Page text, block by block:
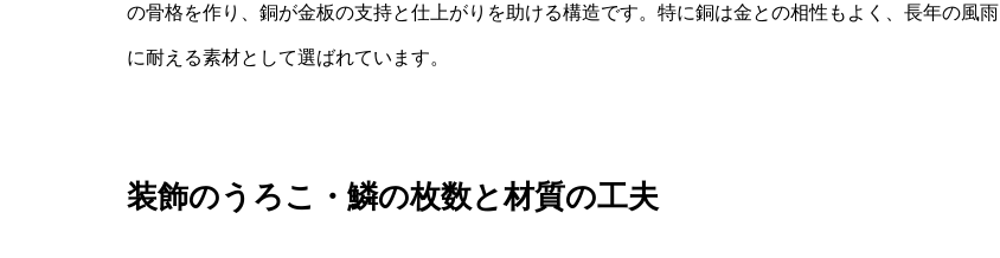
の骨格を作り、銅が金板の支持と仕上がりを助ける構造です。特に銅は金との相性もよく、長年の風雨
に耐える素材として選ばれています。
装飾のうろこ・鱗の枚数と材質の工夫